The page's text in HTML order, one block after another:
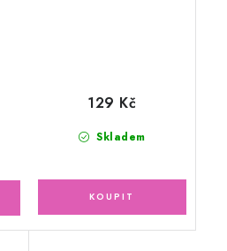
Skladem
129 Kč